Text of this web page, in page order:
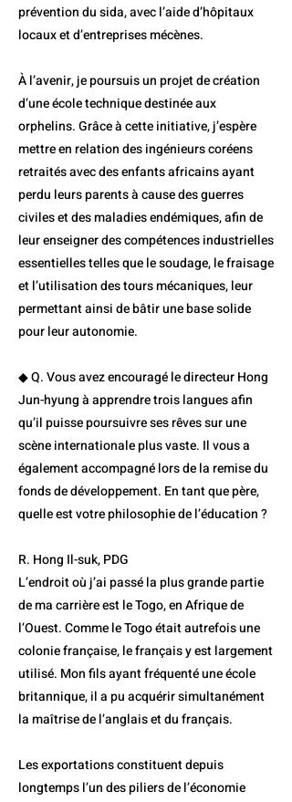
prévention du sida, avec l’aide d’hôpitaux
locaux et d’entreprises mécènes.
À l’avenir, je poursuis un projet de création
d’une école technique destinée aux
orphelins. Grâce à cette initiative, j’espère
mettre en relation des ingénieurs coréens
retraités avec des enfants africains ayant
perdu leurs parents à cause des guerres
civiles et des maladies endémiques, afin de
leur enseigner des compétences industrielles
essentielles telles que le soudage, le fraisage
et l’utilisation des tours mécaniques, leur
permettant ainsi de bâtir une base solide
pour leur autonomie.
◆ Q. Vous avez encouragé le directeur Hong
Jun-hyung à apprendre trois langues afin
qu’il puisse poursuivre ses rêves sur une
scène internationale plus vaste. Il vous a
également accompagné lors de la remise du
fonds de développement. En tant que père,
quelle est votre philosophie de l’éducation ?
R. Hong Il-suk, PDG
L’endroit où j’ai passé la plus grande partie
de ma carrière est le Togo, en Afrique de
l’Ouest. Comme le Togo était autrefois une
colonie française, le français y est largement
utilisé. Mon fils ayant fréquenté une école
britannique, il a pu acquérir simultanément
la maîtrise de l’anglais et du français.
Les exportations constituent depuis
longtemps l’un des piliers de l’économie